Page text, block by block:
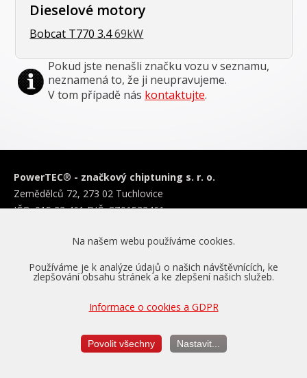
Dieselové motory
Bobcat T770 3.469kW
Pokud jste nenašli značku vozu v seznamu,
neznamená to, že ji neupravujeme.
V tom případě nás kontaktujte.
PowerTEC® - značkový chiptuning s. r. o.
Zemědělců 72, 273 02 Tuchlovice
IČO: 015 33 461 DIČ: CZ01533461
+420728 222 822|+420720 640 640
Programování DSG převodovek
Schválení ministerstva dopravy
Na našem webu používáme cookies.
Používáme je k analýze údajů o našich návštěvnících, ke
zlepšování obsahu stránek a ke zlepšení našich služeb.
Informace o cookies a GDPR
Povolit všechny Nastavit...